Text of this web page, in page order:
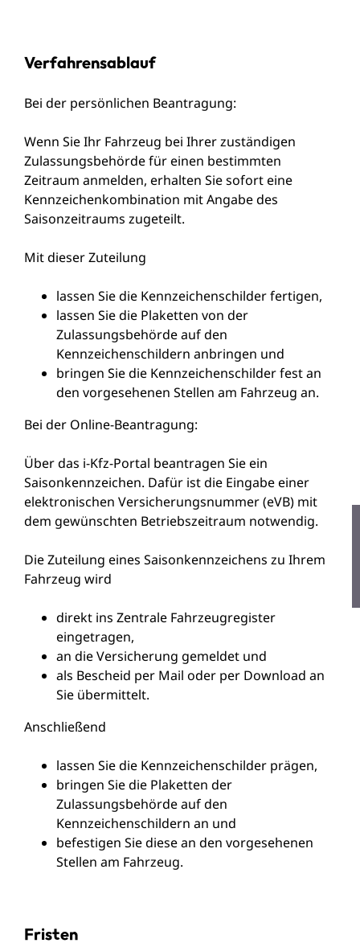
Verfahrensablauf
Bei der persönlichen Beantragung:
Wenn Sie Ihr Fahrzeug bei Ihrer zuständigen
Zulassungsbehörde für einen bestimmten
Zeitraum anmelden, erhalten Sie sofort eine
Kennzeichenkombination mit Angabe des
Saisonzeitraums zugeteilt.
Mit dieser Zuteilung
lassen Sie die Kennzeichenschilder fertigen,
lassen Sie die Plaketten von der
Zulassungsbehörde auf den
Kennzeichenschildern anbringen und
bringen Sie die Kennzeichenschilder fest an
den vorgesehenen Stellen am Fahrzeug an.
Bei der Online-Beantragung:
Über das i-Kfz-Portal beantragen Sie ein
Saisonkennzeichen. Dafür ist die Eingabe einer
elektronischen Versicherungsnummer (eVB) mit
dem gewünschten Betriebszeitraum notwendig.
Die Zuteilung eines Saisonkennzeichens zu Ihrem
Fahrzeug wird
direkt ins Zentrale Fahrzeugregister
eingetragen,
an die Versicherung gemeldet und
als Bescheid per Mail oder per Download an
Sie übermittelt.
Anschließend
lassen Sie die Kennzeichenschilder prägen,
bringen Sie die Plaketten der
Zulassungsbehörde auf den
Kennzeichenschildern an und
befestigen Sie diese an den vorgesehenen
Stellen am Fahrzeug.
Fristen